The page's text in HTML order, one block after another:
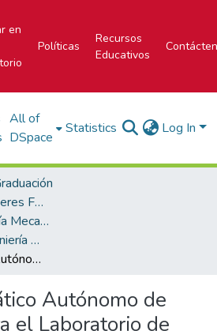
en
Políticas
Recursos
Educativos
All of
DSpace
Statistics Log In
Biblioteca José Figueres Ferrer
Escuela de Ingeniería Mecatrónica (antes era Área Académica de Ingeniería Mecatrónica)
Licenciatura en Ingeniería Mecatrónica
Vehículo Acuático Autónomo de Superficie para el Laboratorio de Visión, Gráfica y Robótica (VGR-Lab)
Autónomo de
el Laboratorio de